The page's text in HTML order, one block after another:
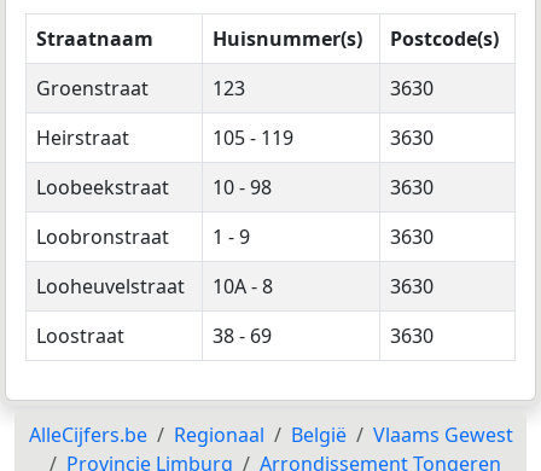
Straatnaam Huisnummer(s)
Postcode(s)
Groenstraat
123
3630
Heirstraat
105 - 119
3630
Loobeekstraat
10 - 98
3630
Loobronstraat
1 - 9
3630
Looheuvelstraat
10A - 8
3630
Loostraat
38 - 69 3630
AlleCijfers.be Regionaal België
Vlaams Gewest
Provincie Limburg
Arrondissement Tongeren